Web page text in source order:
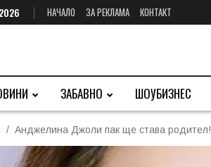
НАЧАЛО ЗА РЕКЛАМА КОНТАКТ
ЗАБАВНО ШОУБИЗНЕС
Анджелина Джоли пак ще става родител!